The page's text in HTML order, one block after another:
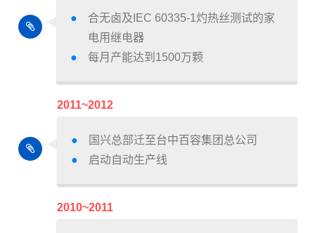
合无卤及IEC 60335-1灼热丝测试的家
电用继电器
每月产能达到1500万颗
2011~2012
国兴总部迁至台中百容集团总公司
启动自动生产线
2010~2011